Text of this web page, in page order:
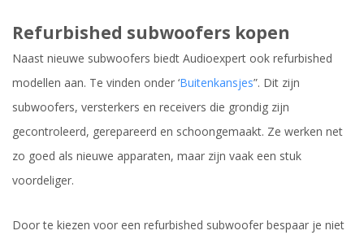
Refurbished subwoofers kopen
Naast nieuwe subwoofers biedt Audioexpert ook refurbished
modellen aan. Te vinden onder ‘Buitenkansjes”. Dit zijn
subwoofers, versterkers en receivers die grondig zijn
gecontroleerd, gerepareerd en schoongemaakt. Ze werken net
zo goed als nieuwe apparaten, maar zijn vaak een stuk
voordeliger.
Door te kiezen voor een refurbished subwoofer bespaar je niet